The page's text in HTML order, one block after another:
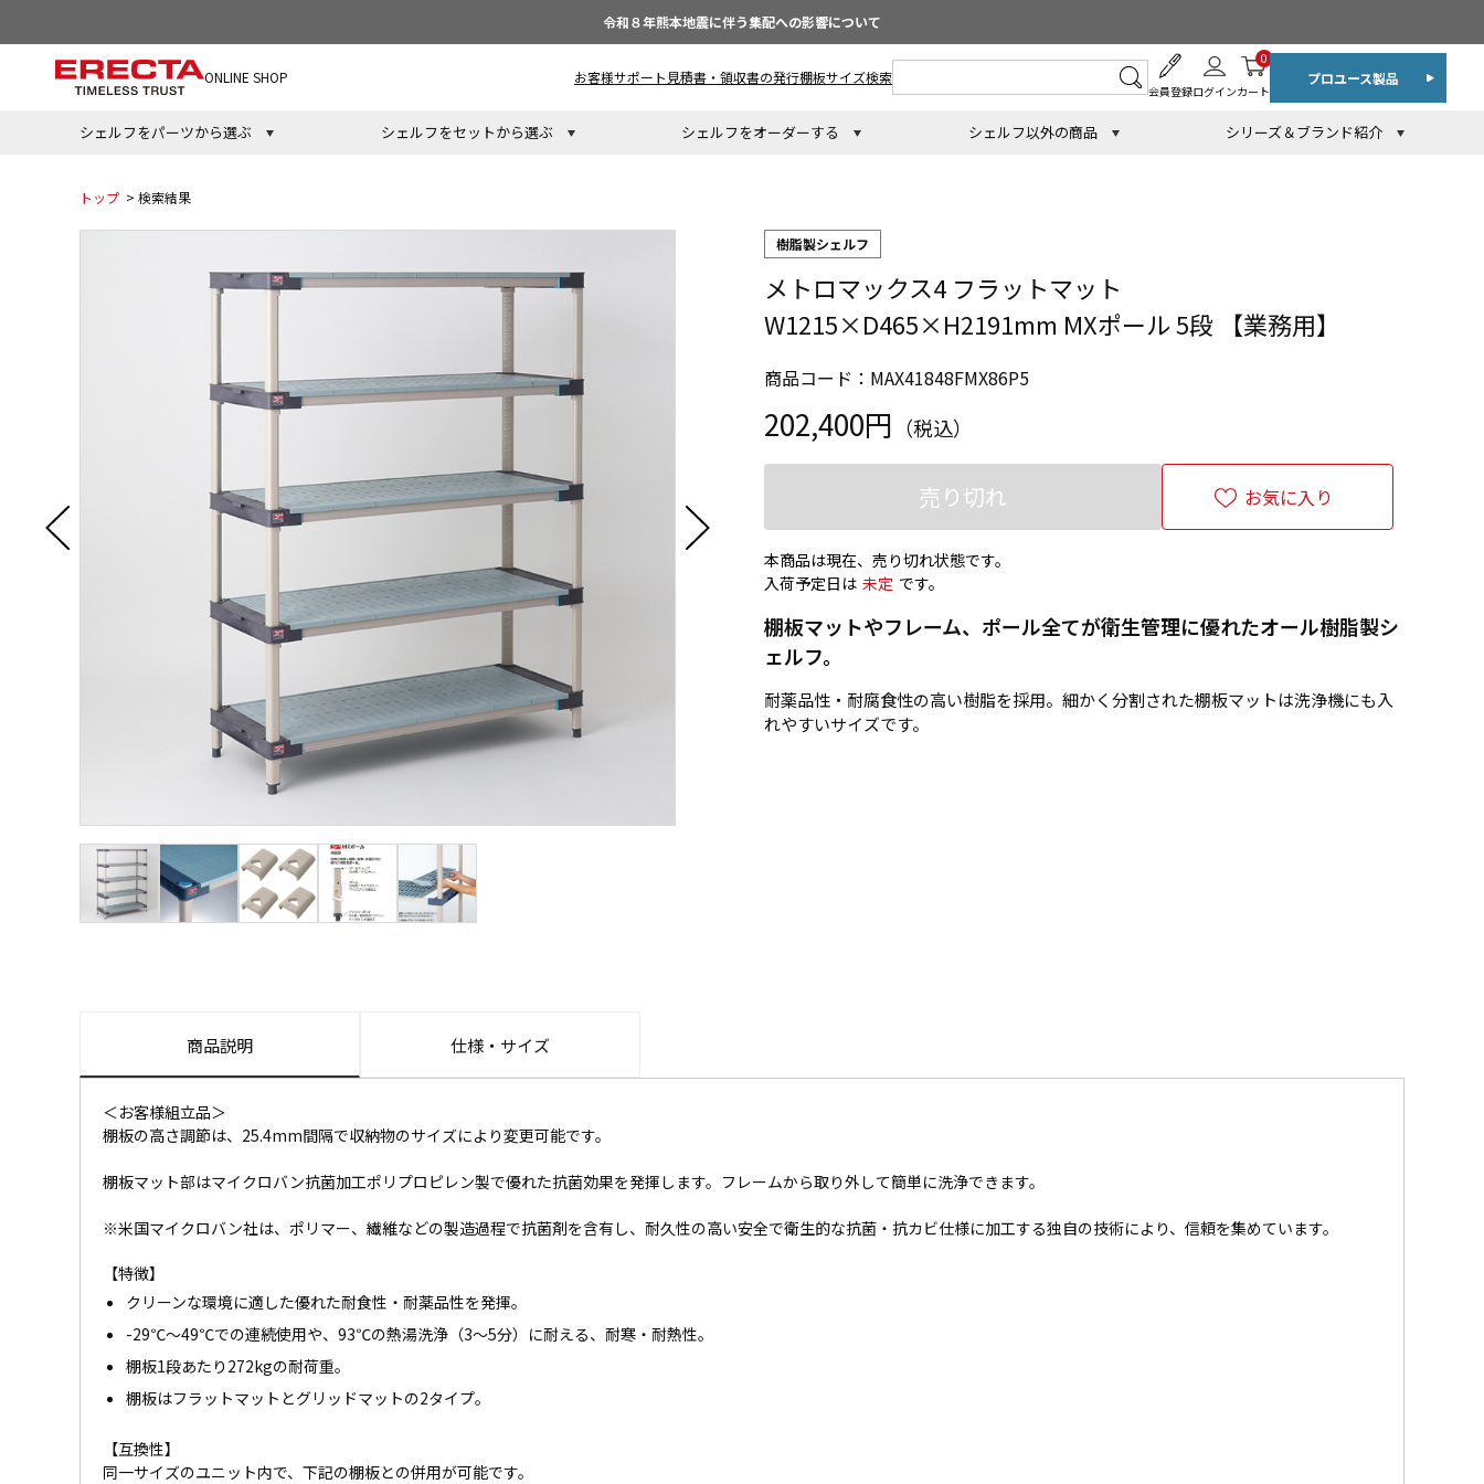
令和８年熊本地震に伴う集配への影響について
ONLINE SHOP お客様サポート 見積書・領収書の発行棚板サイズ検索
会員登録ログインカート
0
プロユース製品
シェルフをパーツから選ぶ シェルフをセットから選ぶ シェルフをオーダーする シェルフ以外の商品 シリーズ＆ブランド紹介
トップ > 検索結果
樹脂製シェルフ
メトロマックス4 フラットマット
W1215×D465×H2191mm MXポール 5段 【業務用】
商品コード：MAX41848FMX86P5
202,400円 （税込）
売り切れ お気に入り
本商品は現在、売り切れ状態です。
入荷予定日は 未定 です。
棚板マットやフレーム、ポール全てが衛生管理に優れたオール樹脂製シ
ェルフ。
耐薬品性・耐腐食性の高い樹脂を採用。細かく分割された棚板マットは洗浄機にも入
れやすいサイズです。
商品説明 仕様・サイズ
＜お客様組立品＞
棚板の高さ調節は、25.4mm間隔で収納物のサイズにより変更可能です。
棚板マット部はマイクロバン抗菌加工ポリプロピレン製で優れた抗菌効果を発揮します。フレームから取り外して簡単に洗浄できます。
※米国マイクロバン社は、ポリマー、繊維などの製造過程で抗菌剤を含有し、耐久性の高い安全で衛生的な抗菌・抗カビ仕様に加工する独自の技術により、信頼を集めています。
【特徴】
クリーンな環境に適した優れた耐食性・耐薬品性を発揮。
-29℃～49℃での連続使用や、93℃の熱湯洗浄（3～5分）に耐える、耐寒・耐熱性。
棚板1段あたり272kgの耐荷重。
棚板はフラットマットとグリッドマットの2タイプ。
【互換性】
同一サイズのユニット内で、下記の棚板との併用が可能です。